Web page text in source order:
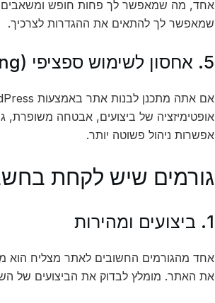
אחד, מה שמאפשר לך פחות חופש ומשאבים
שמאפשר לך להתאים את ההגדרות לצרכיך.
5. אחסון לשימוש ספציפי (Managed WordPress Hosting)
אפשרות ניהול פשוטה יותר.
גורמים שיש לקחת
1. ביצועים ומהירות
אחד מהגורמים החשובים לאתר מצליח הוא
את האתר. מומלץ לבדוק את הביצועים של